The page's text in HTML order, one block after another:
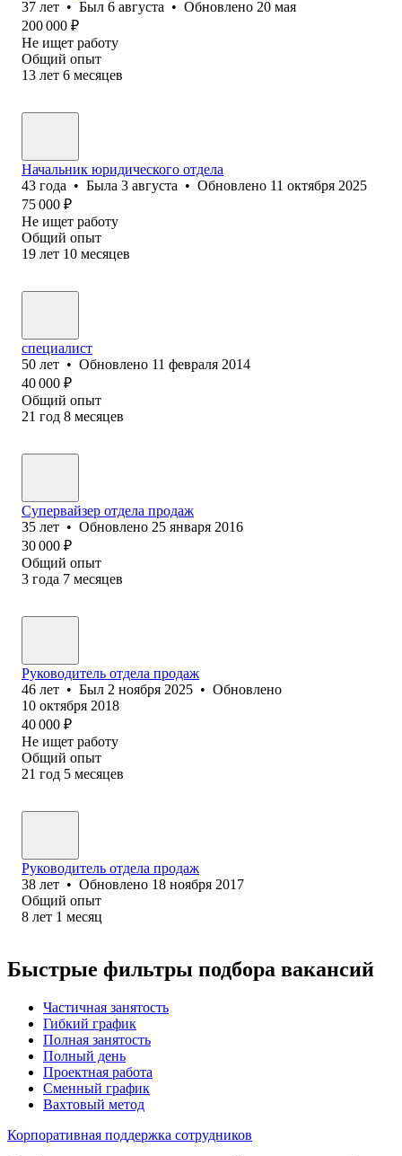
37 лет • Был 6 августа • Обновлено 20 мая
200 000 ₽
Не ищет работу
Общий опыт
13 лет 6 месяцев
Начальник юридического отдела
43 года • Была 3 августа • Обновлено 11 октября 2025
75 000 ₽
Не ищет работу
Общий опыт
19 лет 10 месяцев
специалист
50 лет • Обновлено 11 февраля 2014
40 000 ₽
Общий опыт
21 год 8 месяцев
Супервайзер отдела продаж
35 лет • Обновлено 25 января 2016
30 000 ₽
Общий опыт
3 года 7 месяцев
Руководитель отдела продаж
46 лет • Был 2 ноября 2025 • Обновлено
10 октября 2018
40 000 ₽
Не ищет работу
Общий опыт
21 год 5 месяцев
Руководитель отдела продаж
38 лет • Обновлено 18 ноября 2017
Общий опыт
8 лет 1 месяц
Быстрые фильтры подбора вакансий
Частичная занятость
Гибкий график
Полная занятость
Полный день
Проектная работа
Сменный график
Вахтовый метод
Корпоративная поддержка сотрудников